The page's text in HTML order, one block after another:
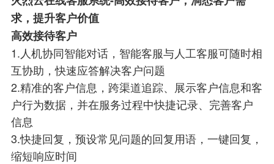
求，提升客户价值
高效接待客户
1.人机协同智能对话，智能客服与人工客服可随时相
互协助，快速应答解决客户问题
2.精准的客户信息，跨渠道追踪、展示客户信息和客
户行为数据，并在服务过程中快捷记录、完善客户
信息
3.快捷回复，预设常见问题的回复用语，一键回复，
缩短响应时间